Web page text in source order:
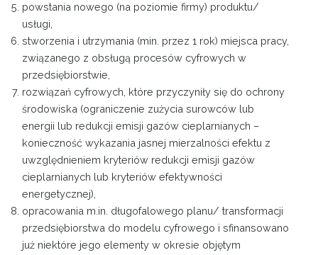
powstania nowego (na poziomie firmy) produktu/
usługi,
stworzenia i utrzymania (min. przez 1 rok) miejsca pracy,
związanego z obsługą procesów cyfrowych w
przedsiębiorstwie,
rozwiązań cyfrowych, które przyczyniły się do ochrony
środowiska (ograniczenie zużycia surowców lub
energii lub redukcji emisji gazów cieplarnianych –
konieczność wykazania jasnej mierzalności efektu z
uwzględnieniem kryteriów redukcji emisji gazów
cieplarnianych lub kryteriów efektywności
energetycznej),
opracowania m.in. długofalowego planu/ transformacji
przedsiębiorstwa do modelu cyfrowego i sfinansowano
już niektóre jego elementy w okresie objętym